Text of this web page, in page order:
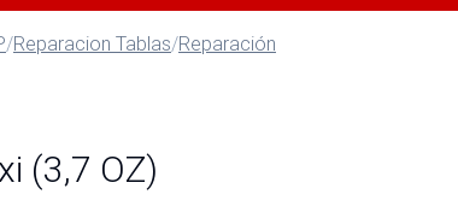
/Reparacion Tablas/Reparación
(3,7 OZ)